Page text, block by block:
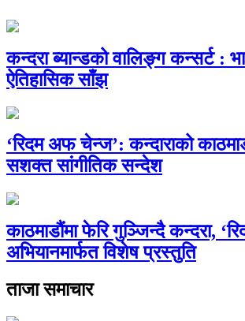
कन्दरा ब्यान्डको वालिङ्ग कन्सर्ट :
ऐतिहासिक साँझ
‘रिदम अफ चेन्ज’: कन्दाराको
सशक्त सांगीतिक सन्देश
काठमाडौंमा फेरि गुञ्जिन्दै कन्दरा,
अभियानमार्फत विशेष प्रस्तुति
ताजा समाचार